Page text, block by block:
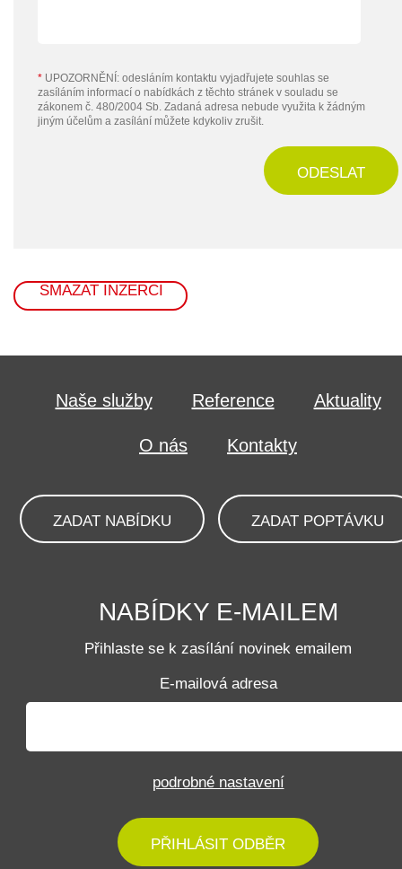
* UPOZORNĚNÍ: odesláním kontaktu vyjadřujete souhlas se
zasíláním informací o nabídkách z těchto stránek v souladu se
zákonem č. 480/2004 Sb. Zadaná adresa nebude využita k žádným
jiným účelům a zasílání můžete kdykoliv zrušit.
ODESLAT
SMAZAT INZERCI
Naše služby Reference Aktuality
O nás Kontakty
ZADAT NABÍDKU ZADAT POPTÁVKU
NABÍDKY E-MAILEM
Přihlaste se k zasílání novinek emailem
E-mailová adresa
podrobné nastavení
PŘIHLÁSIT ODBĚR